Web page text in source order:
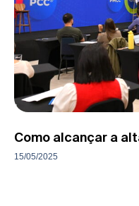
Como alcançar a
15/05/2025